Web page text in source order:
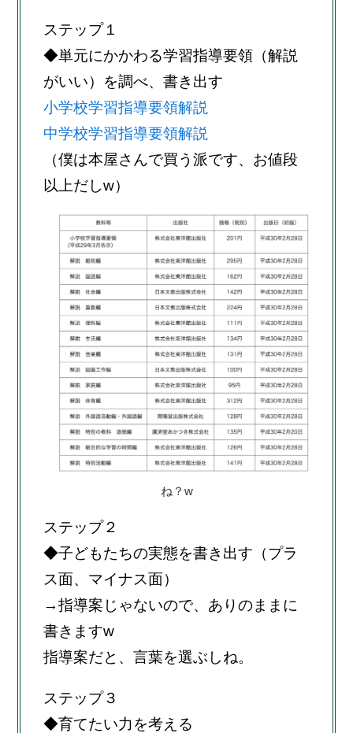
ステップ１
◆単元にかかわる学習指導要領（解説
がいい）を調べ、書き出す
小学校学習指導要領解説
中学校学習指導要領解説
（僕は本屋さんで買う派です、お値段
以上だしw）
ね？w
ステップ２
◆子どもたちの実態を書き出す（プラ
ス面、マイナス面）
→指導案じゃないので、ありのままに
書きますw
指導案だと、言葉を選ぶしね。
ステップ３
◆育てたい力を考える